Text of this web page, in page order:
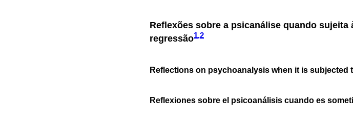
Reflexões sobre a psicanálise quando sujeita
regressão1,2
Reflections on psychoanalysis when it is subjected
Reflexiones sobre el psicoanálisis cuando es